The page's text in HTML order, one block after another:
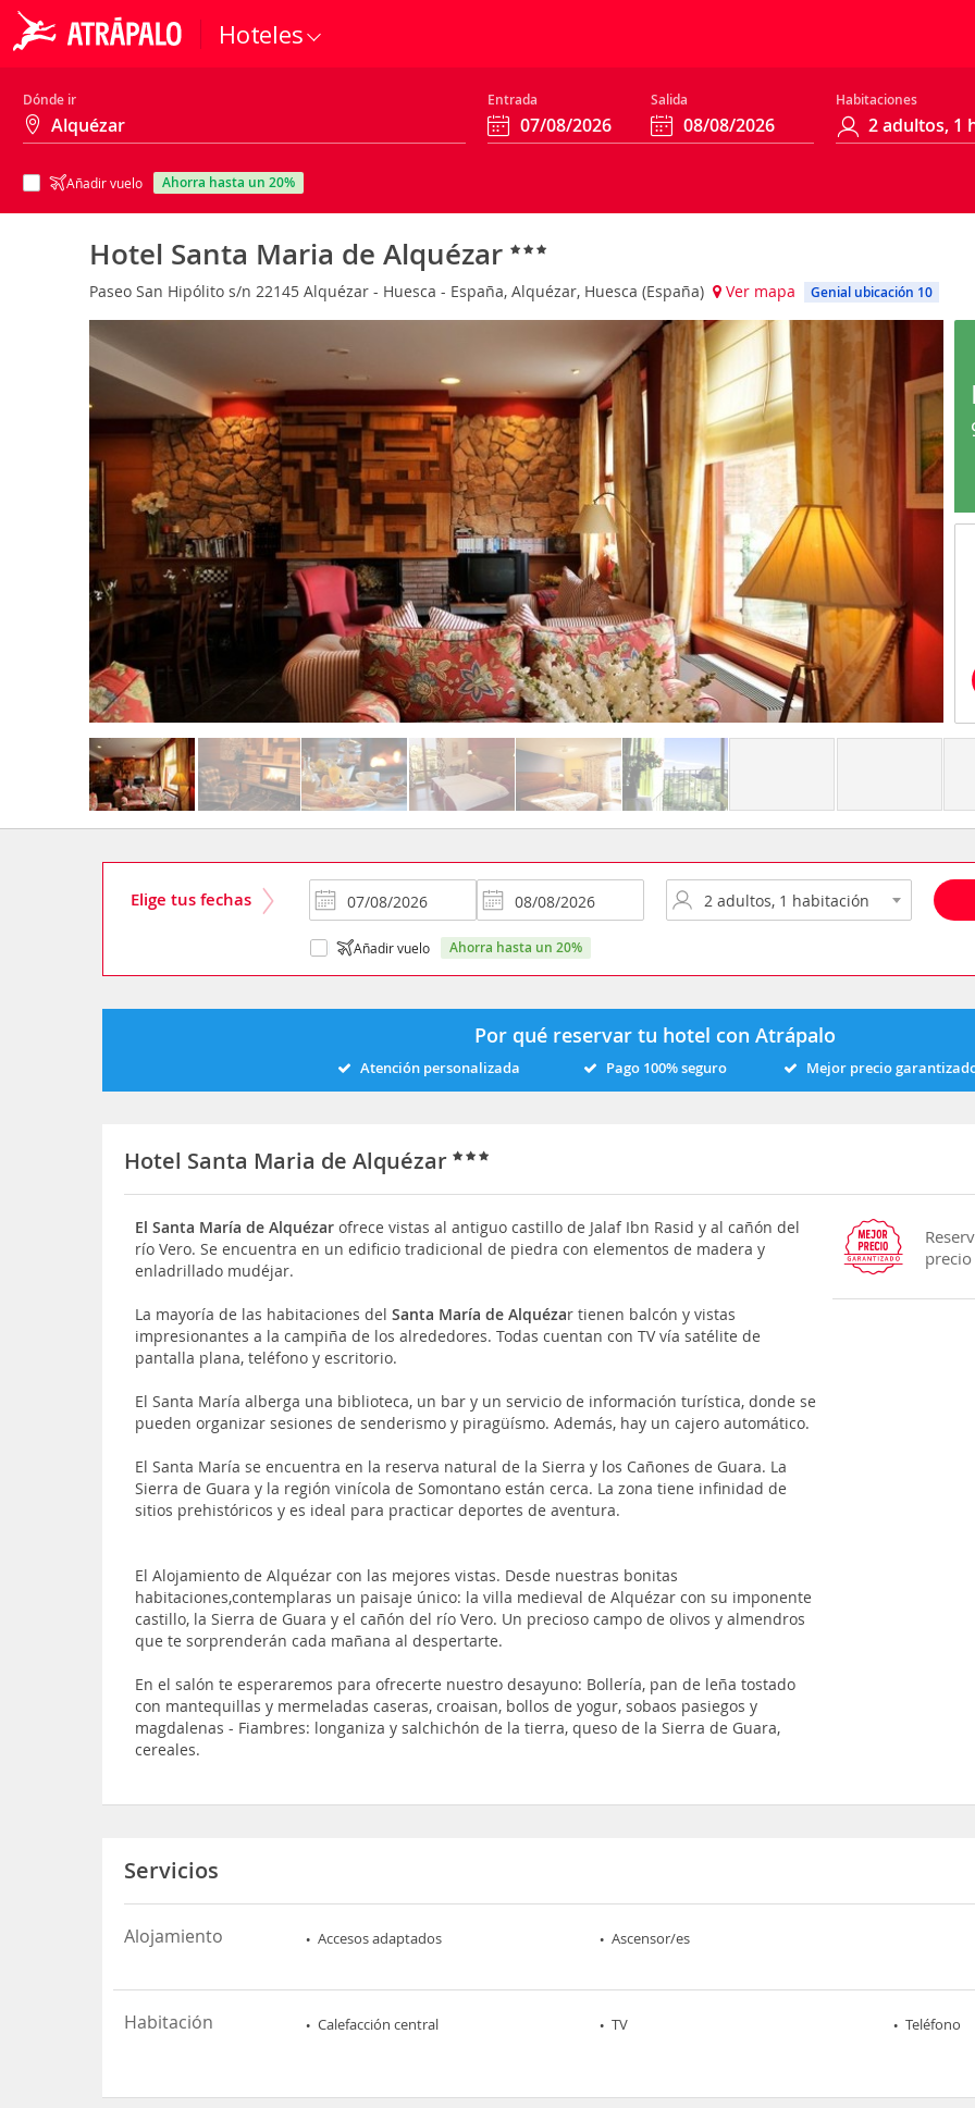
Hoteles
Dónde ir Entrada Salida Habitaciones
Añadir vuelo ahorra hasta un 20%
Hotel Santa Maria de Alquézar
Paseo San Hipólito s/n 22145 Alquézar - Huesca - España, Alquézar, Huesca (España) Ver mapa Genial ubicación 10
Elige tus fechas
Añadir vuelo ahorra hasta un 20%
Por qué reservar tu hotel con Atrápalo
Atención personalizada Pago 100% seguro Mejor precio
Hotel Santa Maria de Alquézar
El Santa María de Alquézar ofrece vistas al antiguo castillo de Jalaf Ibn Rasid y al cañón del
río Vero. Se encuentra en un edificio tradicional de piedra con elementos de madera y
enladrillado mudéjar.
La mayoría de las habitaciones delSanta María de Alquézar tienen balcón y vistas
impresionantes a la campiña de los alrededores. Todas cuentan con TV vía satélite de
pantalla plana, teléfono y escritorio.
El Santa María alberga una biblioteca, un bar y un servicio de información turística, donde se
pueden organizar sesiones de senderismo y piragüísmo. Además, hay un cajero automático.
El Santa María se encuentra en la reserva natural de la Sierra y los Cañones de Guara. La
Sierra de Guara y la región vinícola de Somontano están cerca. La zona tiene infinidad de
sitios prehistóricos y es ideal para practicar deportes de aventura.
El Alojamiento de Alquézar con las mejores vistas. Desde nuestras bonitas
habitaciones,contemplaras un paisaje único: la villa medieval de Alquézar con su imponente
castillo, la Sierra de Guara y el cañón del río Vero. Un precioso campo de olivos y almendros
que te sorprenderán cada mañana al despertarte.
En el salón te esperaremos para ofrecerte nuestro desayuno: Bollería, pan de leña tostado
con mantequillas y mermeladas caseras, croaisan, bollos de yogur, sobaos pasiegos y
magdalenas - Fiambres: longaniza y salchichón de la tierra, queso de la Sierra de Guara,
cereales.
Servicios
Alojamiento Accesos adaptados Ascensor/es
Habitación Calefacción central TV Teléfono